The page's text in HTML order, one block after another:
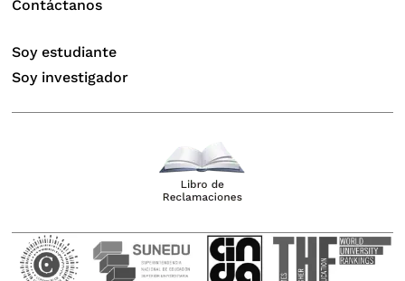
Contáctanos
Soy estudiante
Soy investigador